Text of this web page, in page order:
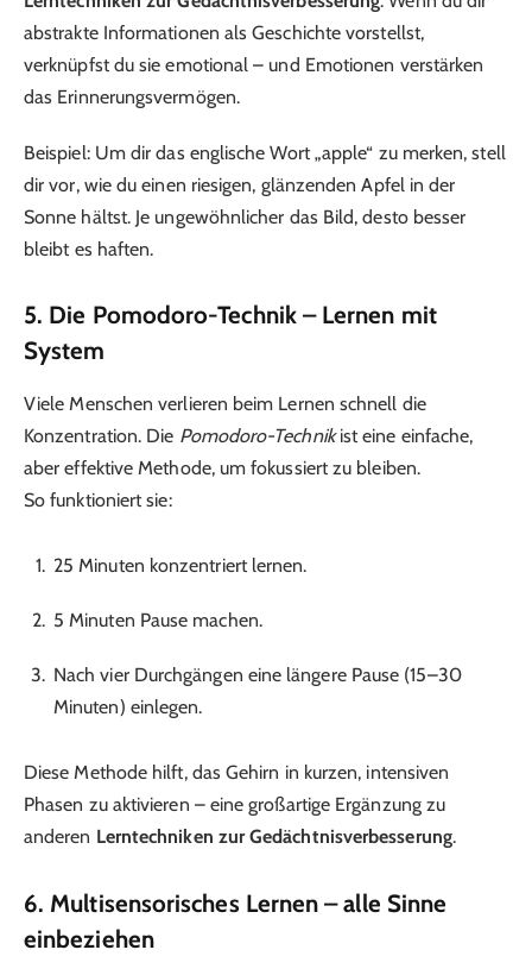
abstrakte Informationen als Geschichte vorstellst,
verknüpfst du sie emotional – und Emotionen verstärken
das Erinnerungsvermögen.
Beispiel: Um dir das englische Wort „apple“ zu merken, stell
dir vor, wie du einen riesigen, glänzenden Apfel in der
Sonne hältst. Je ungewöhnlicher das Bild, desto besser
bleibt es haften.
5. Die Pomodoro-Technik – Lernen mit
System
Viele Menschen verlieren beim Lernen schnell die
Konzentration. Die Pomodoro-Technikist eine einfache,
aber effektive Methode, um fokussiert zu bleiben.
So funktioniert sie:
25 Minuten konzentriert lernen.
5 Minuten Pause machen.
Nach vier Durchgängen eine längere Pause (15–30
Minuten) einlegen.
Diese Methode hilft, das Gehirn in kurzen, intensiven
Phasen zu aktivieren – eine großartige Ergänzung zu
anderen Lerntechniken zur Gedächtnisverbesserung.
6. Multisensorisches Lernen – alle Sinne
einbeziehen